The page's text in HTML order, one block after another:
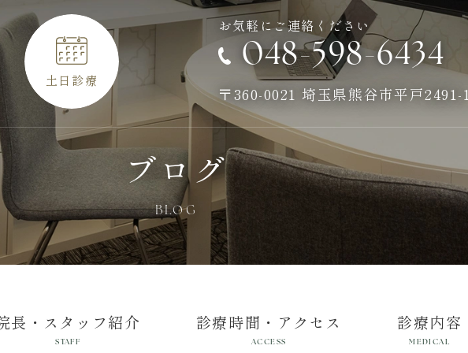
土日診療
お気軽にご連絡ください
048-598-6434
〒360-0021 埼玉県熊谷市平戸2491-1
ブログ
BLOG
長・スタッフ紹介
STAFF
診療時間・アクセス
ACCESS
診療内容
MEDICAL